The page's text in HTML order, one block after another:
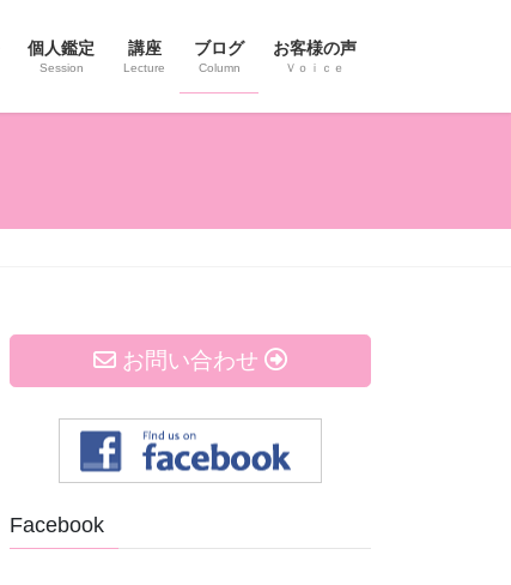
個人鑑定
Session
講座
Lecture
ブログ
Column
お客様の声
Ｖｏｉｃｅ
お問い合わせ
Facebook